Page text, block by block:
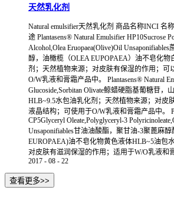
天然乳化剂
Natural emulsifier天然乳化剂 商品名称INCI 名
途 Plantasens® Natural Emulsifier HP10Sucrose
Alcohol,Olea Eruopaea(Olive)Oil
醇，油橄榄（OLEA EUPOPAEA）油不皂化
剂；天然植物来源；对皮肤有保湿的作用；可
O/W乳液和膏霜产品中。 Plantasens® Natural
Glucoside,Sorbitan Olivate鲸蜡硬脂基葡糖苷，
HLB~9.5水包油乳化剂；天然植物来源；对皮
液晶结构；可使用于O/W乳液和膏霜产品中。
CP5Glyceryl Oleate,Polyglyceryl-3
Unsaponifiables甘油油酸酯，聚甘油-3聚蓖麻
EUROPAEA)油不皂化物黄色液体HLB~5油包
对皮肤有滋润保湿的作用；适用于W/O乳液和
2017 - 08 - 22